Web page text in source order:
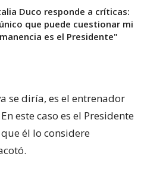
Duco responde a críticas:
que puede cuestionar mi
es el Presidente"
se diría, es el entrenador
este caso es el Presidente
él lo considere